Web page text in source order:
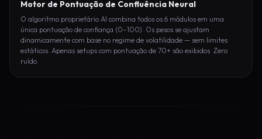
Motor de Pontuação de Confluência Neural
O algoritmo proprietário AI combina todos os 6 módulos em uma
única pontuação de confiança (0–100). Os pesos se ajustam
dinamicamente com base no regime de volatilidade — sem limites
estáticos. Apenas setups com pontuação de 70+ são exibidos. Zero
ruído.